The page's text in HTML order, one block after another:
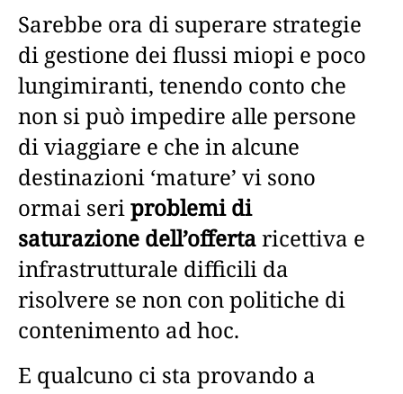
Sarebbe ora di superare strategie
di gestione dei flussi miopi e poco
lungimiranti, tenendo conto che
non si può impedire alle persone
di viaggiare e che in alcune
destinazioni ‘mature’ vi sono
ormai seriproblemi di
saturazione dell’offertaricettiva e
infrastrutturale difficili da
risolvere se non con politiche di
contenimento ad hoc.
E qualcuno ci sta provando a